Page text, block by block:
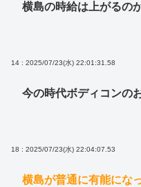
横島の時給は上がるの
14 : 2025/07/23(水) 22:01:31.58
今の時代ボディコンの
18 : 2025/07/23(水) 22:04:07.53
横島が普通に有能にな